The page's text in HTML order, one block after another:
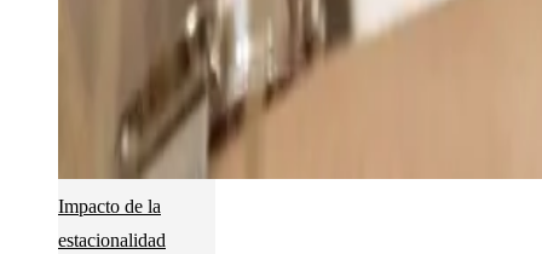
Impacto de la
estacionalidad